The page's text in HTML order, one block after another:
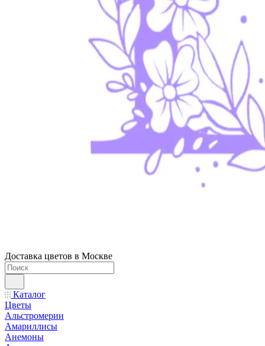
Доставка цветов в Москве
Каталог
Цветы
Альстромерии
Амариллисы
Анемоны